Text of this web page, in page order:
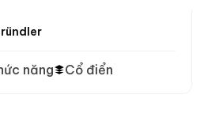
năng Cổ điển